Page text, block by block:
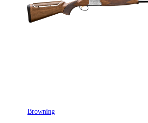
Browning